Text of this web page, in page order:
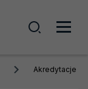
Akredytacje